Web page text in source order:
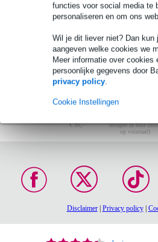
functies voor social media te
personaliseren en om ons
Wil je dit liever niet? Dan kun
aangeven welke cookies we
Meer informatie over cookies
persoonlijke gegevens door
privacy policy.
Cookie Instellingen
€ 99,-
morgen in huis
op voorraad)
Disclaimer| Privacy policy|